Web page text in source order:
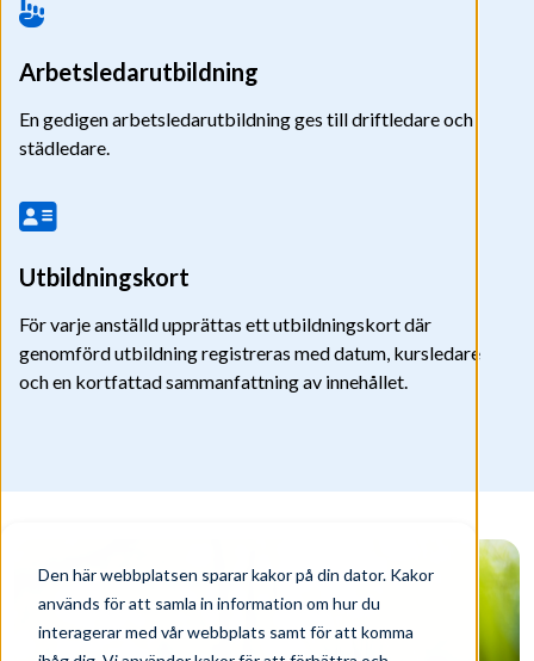
Den här webbplatsen sparar kakor på din dator. Kakor
används för att samla in information om hur du
interagerar med vår webbplats samt för att komma
Arbetsledarutbildning
En gedigen arbetsledarutbildning ges till driftledare och
städledare.
Utbildningskort
För varje anställd upprättas ett utbildningskort där
genomförd utbildning registreras med datum, kursledare
och en kortfattad sammanfattning av innehållet.